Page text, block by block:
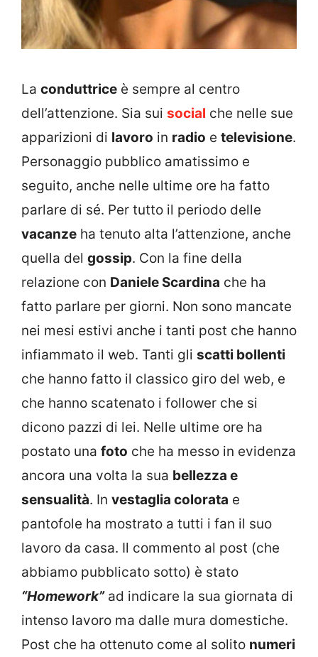
La conduttrice è sempre al centro
dell’attenzione. Sia sui social che nelle sue
apparizioni di lavoro in radio e televisione.
Personaggio pubblico amatissimo e
seguito, anche nelle ultime ore ha fatto
parlare di sé. Per tutto il periodo delle
vacanze ha tenuto alta l’attenzione, anche
quella del gossip. Con la fine della
relazione con Daniele Scardina che ha
fatto parlare per giorni. Non sono mancate
nei mesi estivi anche i tanti post che hanno
infiammato il web. Tanti gli scatti bollenti
che hanno fatto il classico giro del web, e
che hanno scatenato i follower che si
dicono pazzi di lei. Nelle ultime ore ha
postato una foto che ha messo in evidenza
ancora una volta la sua bellezza e
sensualità. In vestaglia colorata e
pantofole ha mostrato a tutti i fan il suo
lavoro da casa. Il commento al post (che
abbiamo pubblicato sotto) è stato
“Homework”ad indicare la sua giornata di
intenso lavoro ma dalle mura domestiche.
Post che ha ottenuto come al solito numeri